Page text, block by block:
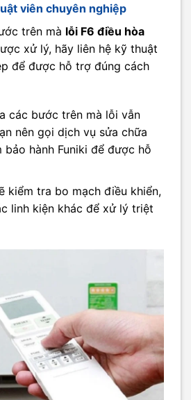
viên chuyên nghiệp
trên mà lỗi F6 điều hòa
xử lý, hãy liên hệ kỹ thuật
để được hỗ trợ đúng cách
các bước trên mà lỗi vẫn
nên gọi dịch vụ sửa chữa
bảo hành Funiki để được hỗ
kiểm tra bo mạch điều khiển,
linh kiện khác để xử lý triệt